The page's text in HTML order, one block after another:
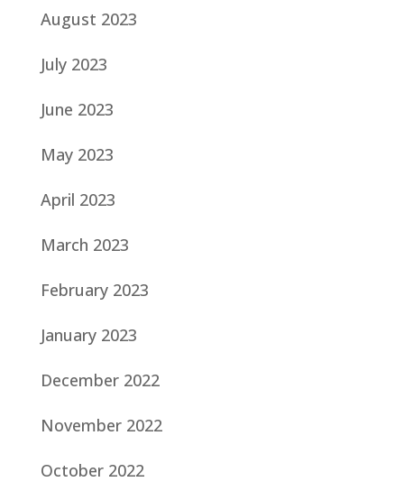
August 2023
July 2023
June 2023
May 2023
April 2023
March 2023
February 2023
January 2023
December 2022
November 2022
October 2022